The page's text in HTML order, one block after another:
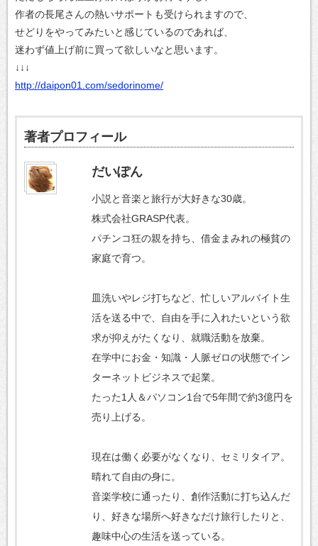
作者の長尾さんの熱いサポートも受けられますので、
せどりをやってみたいと感じているのであれば、
迷わず値上げ前に買って欲しいなと思います。
↓↓↓
http://daipon01.com/sedorinome/
著者プロフィール
だいぽん
小説と音楽と旅行が大好きな30歳。
株式会社GRASP代表。
パチンコ狂の親を持ち、借金まみれの極貧の
家庭で育つ。
皿洗いやレジ打ちなど、忙しいアルバイト生
活を送る中で、自由を手に入れたいという欲
求が抑えがたくなり、就職活動を放棄。
在学中にお金・知識・人脈ゼロの状態でイン
ターネットビジネスで起業。
たった1人＆パソコン1台で5年間で約3億円を
売り上げる。
現在は働く必要がなくなり、セミリタイア。
晴れて自由の身に。
音楽学校に通ったり、創作活動に打ち込んだ
り、好きな場所へ好きなだけ旅行したりと、
趣味中心の生活を送っている。